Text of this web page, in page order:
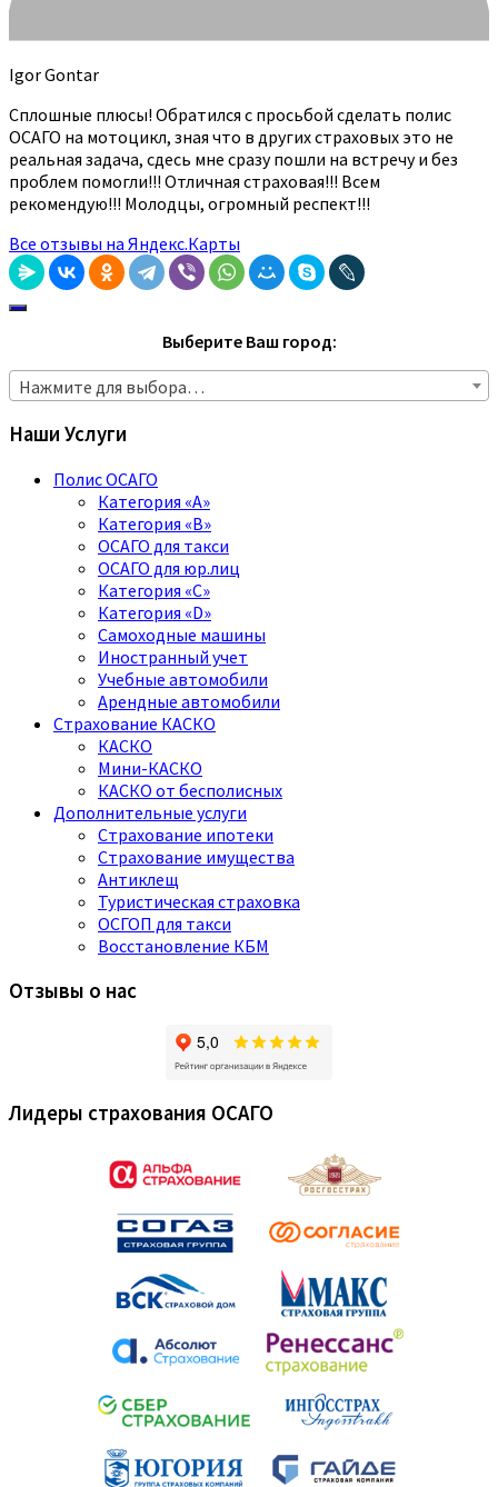
Igor Gontar
Сплошные плюсы! Обратился с просьбой сделать полис
ОСАГО на мотоцикл, зная что в других страховых это не
реальная задача, сдесь мне сразу пошли на встречу и без
проблем помогли!!! Отличная страховая!!! Всем
рекомендую!!! Молодцы, огромный респект!!!
Все отзывы на Яндекс.Карты
Выберите Ваш город:
Нажмите для выбора…
Наши Услуги
Полис ОСАГО
Категория «A»
Категория «B»
ОСАГО для такси
ОСАГО для юр.лиц
Категория «C»
Категория «D»
Самоходные машины
Иностранный учет
Учебные автомобили
Арендные автомобили
Страхование КАСКО
КАСКО
Мини-КАСКО
КАСКО от бесполисных
Дополнительные услуги
Страхование ипотеки
Страхование имущества
Антиклещ
Туристическая страховка
ОСГОП для такси
Восстановление КБМ
Отзывы о нас
Лидеры страхования ОСАГО